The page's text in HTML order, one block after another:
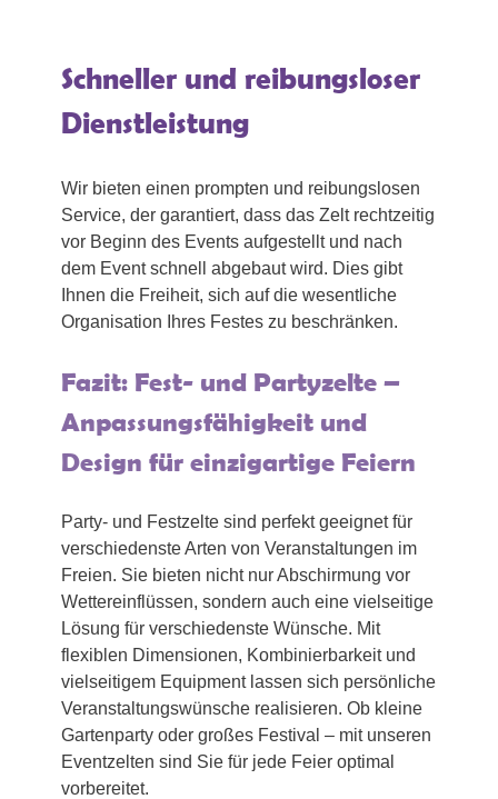
Schneller und reibungsloser
Dienstleistung
Wir bieten einen prompten und reibungslosen
Service, der garantiert, dass das Zelt rechtzeitig
vor Beginn des Events aufgestellt und nach
dem Event schnell abgebaut wird. Dies gibt
Ihnen die Freiheit, sich auf die wesentliche
Organisation Ihres Festes zu beschränken.
Fazit: Fest- und Partyzelte –
Anpassungsfähigkeit und
Design für einzigartige Feiern
Party- und Festzelte sind perfekt geeignet für
verschiedenste Arten von Veranstaltungen im
Freien. Sie bieten nicht nur Abschirmung vor
Wettereinflüssen, sondern auch eine vielseitige
Lösung für verschiedenste Wünsche. Mit
flexiblen Dimensionen, Kombinierbarkeit und
vielseitigem Equipment lassen sich persönliche
Veranstaltungswünsche realisieren. Ob kleine
Gartenparty oder großes Festival – mit unseren
Eventzelten sind Sie für jede Feier optimal
vorbereitet.